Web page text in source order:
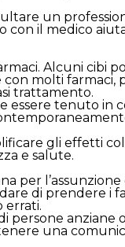
un
il medico
Alcuni cibi
molti
trattamento.
tenuto in
gli effetti
e salute.
per
di prendere i
errati.
persone
una